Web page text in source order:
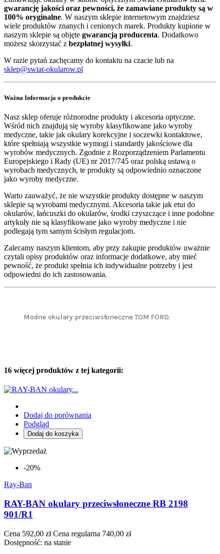
gwarancję jakości oraz pewności, że zamawiane produkty są w
100% oryginalne. W naszym sklepie internetowym znajdziesz
wiele produktów znanych i cenionych marek. Produkty kupione w
naszym sklepie są objęte gwarancją producenta. Dodatkowo
możesz skorzystać z bezpłatnej wysyłki.
W razie pytań zachęcamy do kontaktu na czacie lub na
sklep@swiat-okularow.pl
Ważna Informacja o produkcie
Nasz sklep oferuje różnorodne produkty i akcesoria optyczne.
Wśród nich znajdują się wyroby klasyfikowane jako wyroby
medyczne, takie jak okulary korekcyjne i soczewki kontaktowe,
które spełniają wszystkie wymogi i standardy jakościowe dla
wyrobów medycznych. Zgodnie z Rozporządzeniem Parlamentu
Europejskiego i Rady (UE) nr 2017/745 oraz polską ustawą o
wyrobach medycznych, te produkty są odpowiednio oznaczone
jako wyroby medyczne.
Warto zauważyć, że nie wszystkie produkty dostępne w naszym
sklepie są wyrobami medycznymi. Akcesoria takie jak etui do
okularów, łańcuszki do okularów, środki czyszczące i inne podobne
artykuły nie są klasyfikowane jako wyroby medyczne i nie
podlegają tym samym ścisłym regulacjom.
Zalecamy naszym klientom, aby przy zakupie produktów uważnie
czytali opisy produktów oraz informacje dodatkowe, aby mieć
pewność, że produkt spełnia ich indywidualne potrzeby i jest
odpowiedni do ich zastosowania.
Modne okulary przeciwsłoneczne TOM FORD.
16 więcej produktów z tej kategorii:
Dodaj do porównania
Podgląd
Dodaj do koszyka
-20%
Ray-Ban
RAY-BAN okulary przeciwsłoneczne RB 2198
901/R1
Cena 592,00 zł Cena regularna 740,00 zł
Dostępność: na stanie